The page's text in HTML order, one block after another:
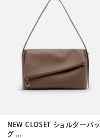
NEW CLOSET ショルダーバッ
グ ...